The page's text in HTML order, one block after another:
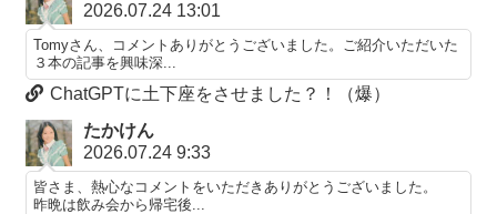
2026.07.24 13:01
Tomyさん、コメントありがとうございました。ご紹介いただいた
３本の記事を興味深...
ChatGPTに土下座をさせました？！（爆）
たかけん
2026.07.24 9:33
皆さま、熱心なコメントをいただきありがとうございました。
昨晩は飲み会から帰宅後...